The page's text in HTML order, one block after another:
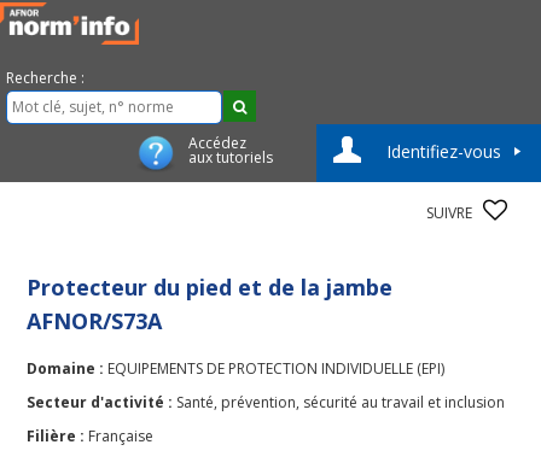
Recherche :
Accédez
aux tutoriels Identifiez-vous
SUIVRE
Protecteur du pied et de la jambe
AFNOR/S73A
Domaine : EQUIPEMENTS DE PROTECTION INDIVIDUELLE (EPI)
Secteur d'activité : Santé, prévention, sécurité au travail et inclusion
Filière : Française